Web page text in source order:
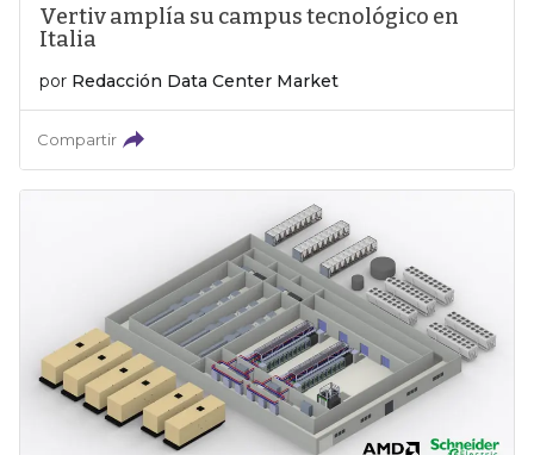
Vertiv amplía su campus tecnológico en
Italia
por Redacción Data Center Market
Compartir